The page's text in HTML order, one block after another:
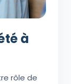
à
rôle de